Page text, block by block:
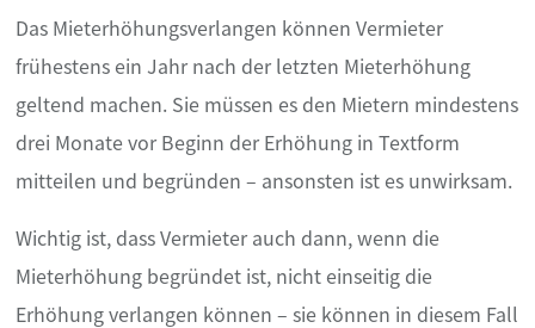
Das Mieterhöhungsverlangen können Vermieter
frühestens ein Jahr nach der letzten Mieterhöhung
geltend machen. Sie müssen es den Mietern mindestens
drei Monate vor Beginn der Erhöhung in Textform
mitteilen und begründen – ansonsten ist es unwirksam.
Wichtig ist, dass Vermieter auch dann, wenn die
Mieterhöhung begründet ist, nicht einseitig die
Erhöhung verlangen können – sie können in diesem Fall